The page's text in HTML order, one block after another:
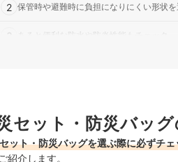
2 保管時や避難時に負担になりにくい形状
3 あると便利な防水や防炎性能もチェック
ゃれな防災リュックの売れ筋ランキングもチ
セット・防災バッ
ット・防災バッグを選ぶ際に必ずチ
紹介します。